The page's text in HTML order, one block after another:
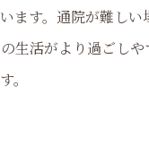
ます。通院が難し
生活がより過ごし
。